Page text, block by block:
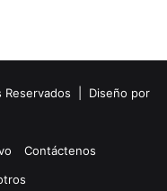
Reservados | Diseño por
Contáctenos